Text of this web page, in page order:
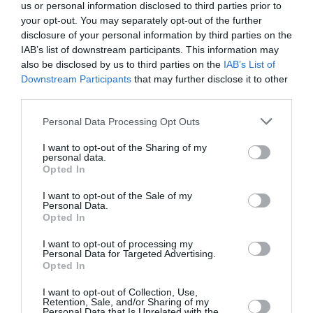
us or personal information disclosed to third parties prior to
your opt-out. You may separately opt-out of the further
disclosure of your personal information by third parties on the
IAB’s list of downstream participants. This information may
also be disclosed by us to third parties on the IAB’s List of
Downstream Participants that may further disclose it to other
Personal Data Processing Opt Outs
I want to opt-out of the Sharing of my
personal data.
Opted In
I want to opt-out of the Sale of my
Personal Data.
Opted In
I want to opt-out of processing my
Personal Data for Targeted Advertising.
Opted In
I want to opt-out of Collection, Use,
Retention, Sale, and/or Sharing of my
Simon a commenté :
3 octobre 2013 - 12 h 48
min
va pas aussi loin dans la régression sociale. Les thuriféraires
sidonie
d’où tu te plainds, il s’agit de contrat de travail
Français pour le personnel